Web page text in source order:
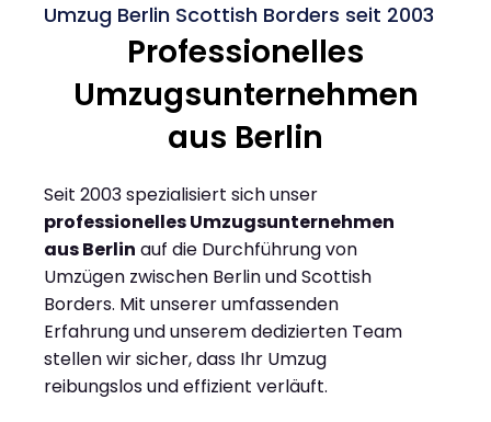
Umzug Berlin Scottish Borders seit 2003
Professionelles
Umzugsunternehmen
aus Berlin
Seit 2003 spezialisiert sich unser
professionelles Umzugsunternehmen
aus Berlin auf die Durchführung von
Umzügen zwischen Berlin und Scottish
Borders. Mit unserer umfassenden
Erfahrung und unserem dedizierten Team
stellen wir sicher, dass Ihr Umzug
reibungslos und effizient verläuft.